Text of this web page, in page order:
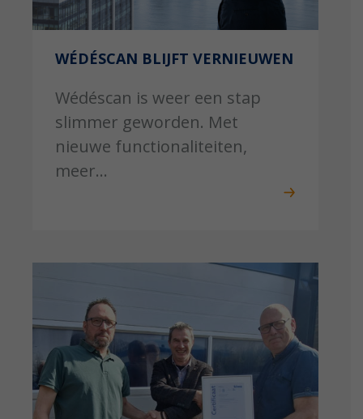
WÉDÉSCAN BLIJFT VERNIEUWEN
Wédéscan is weer een stap
slimmer geworden. Met
nieuwe functionaliteiten,
meer...